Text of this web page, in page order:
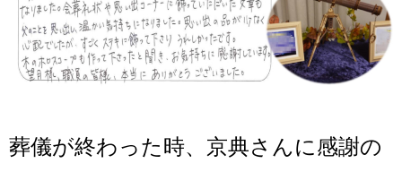
葬儀が終わった時、京典さんに感謝の